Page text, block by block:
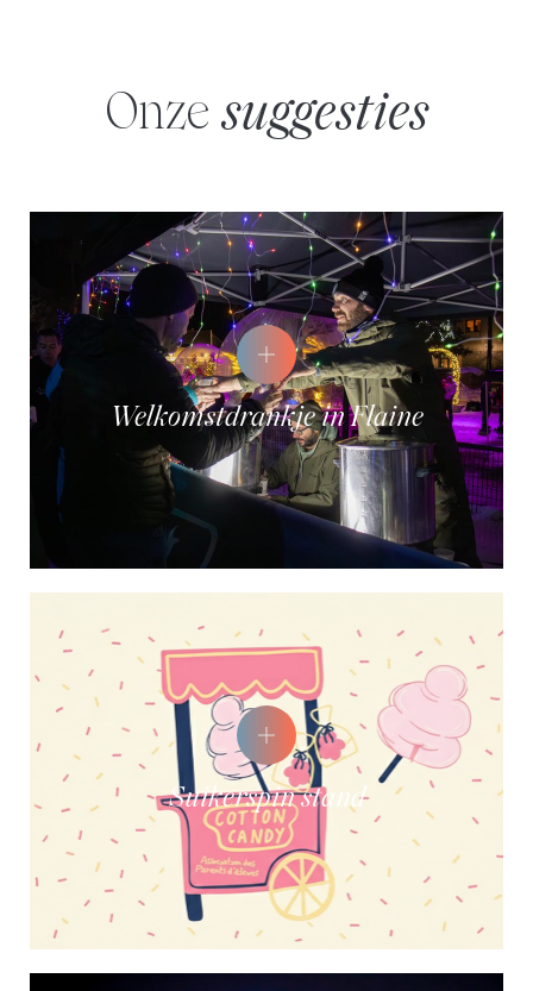
Onze suggesties
Welkomstdrankje in Flaine
suikerspin stand